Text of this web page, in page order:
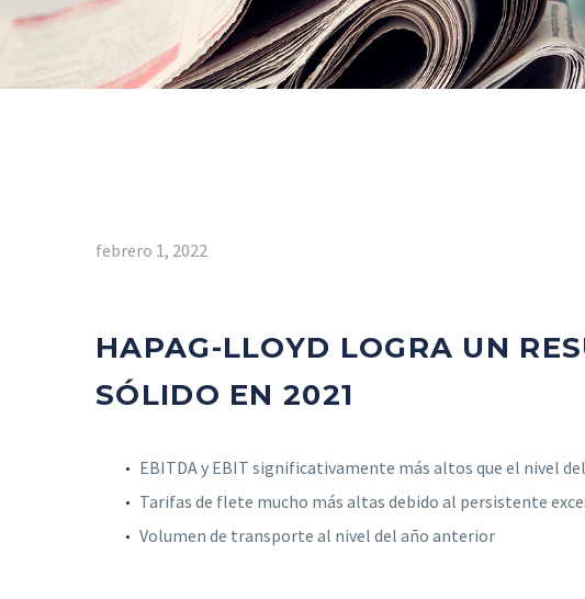
febrero 1, 2022
HAPAG-LLOYD LOGRA UN
SÓLIDO EN 2021
EBITDA y EBIT significativamente más altos que el nivel
Tarifas de flete mucho más altas debido al persistente
Volumen de transporte al nivel del año anterior